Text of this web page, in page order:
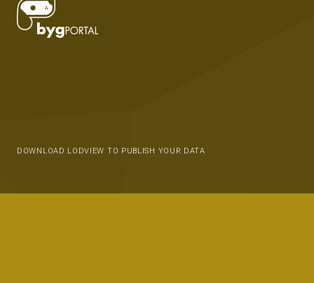
DOWNLOAD LODVIEW TO PUBLISH YOUR DATA